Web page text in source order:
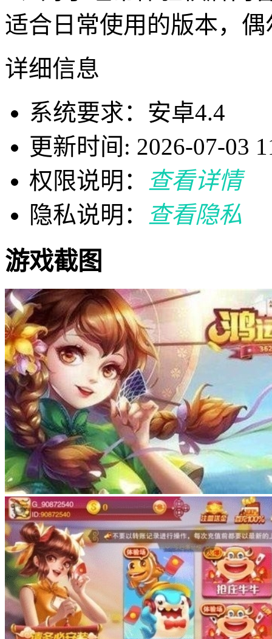
适合日常使用的版本，
详细信息
系统要求：安卓4.4
更新时间: 2026-07-03
权限说明：
查看详情
隐私说明：
查看隐私
游戏截图